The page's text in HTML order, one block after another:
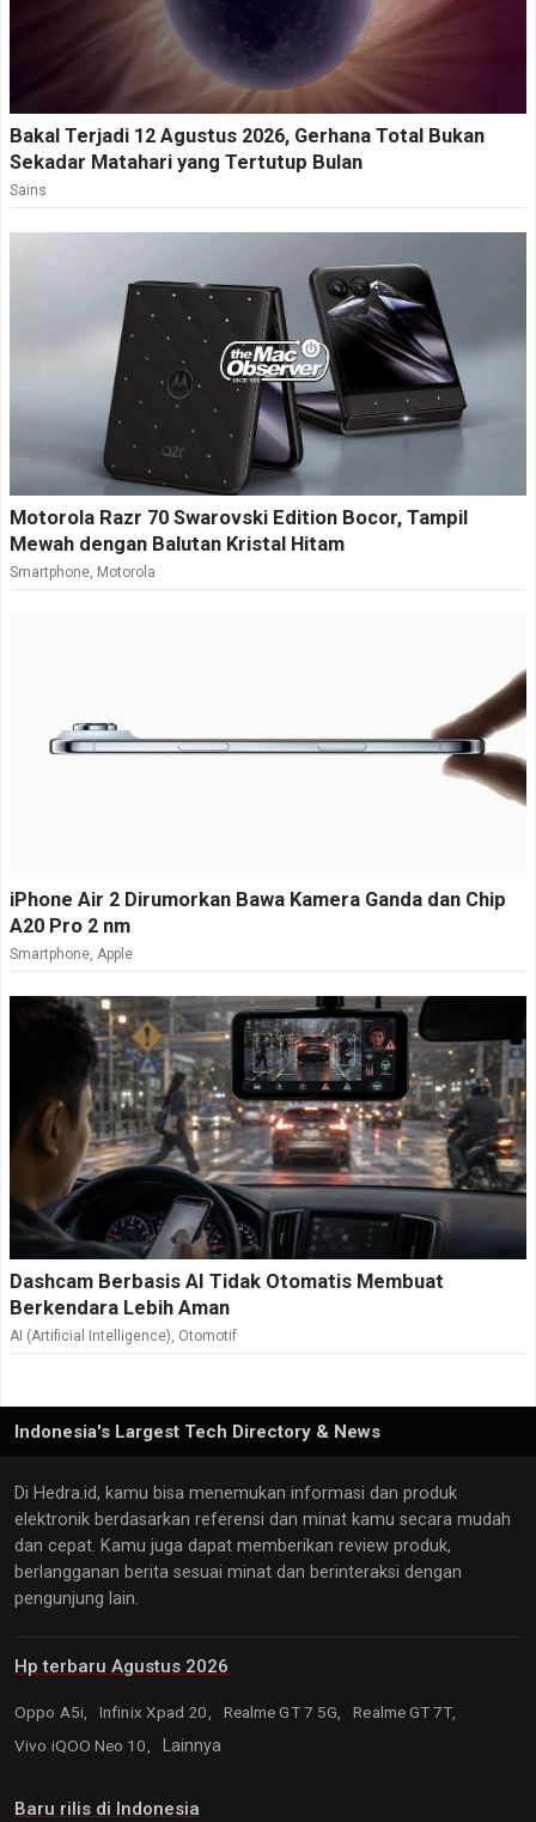
Bakal Terjadi 12 Agustus 2026, Gerhana Total Bukan
Sekadar Matahari yang Tertutup Bulan
Sains
Motorola Razr 70 Swarovski Edition Bocor, Tampil
Mewah dengan Balutan Kristal Hitam
Smartphone, Motorola
iPhone Air 2 Dirumorkan Bawa Kamera Ganda dan Chip
A20 Pro 2 nm
Smartphone, Apple
Dashcam Berbasis AI Tidak Otomatis Membuat
Berkendara Lebih Aman
AI (Artificial Intelligence), Otomotif
Indonesia's Largest Tech Directory & News
Di Hedra.id, kamu bisa menemukan informasi dan produk
elektronik berdasarkan referensi dan minat kamu secara mudah
dan cepat. Kamu juga dapat memberikan review produk,
berlangganan berita sesuai minat dan berinteraksi dengan
pengunjung lain.
Hp terbaru Agustus 2026
Oppo A5i, Infinix Xpad 20, Realme GT 7 5G,
Realme GT 7T,
Vivo iQOO Neo 10,
Lainnya
Baru rilis di Indonesia